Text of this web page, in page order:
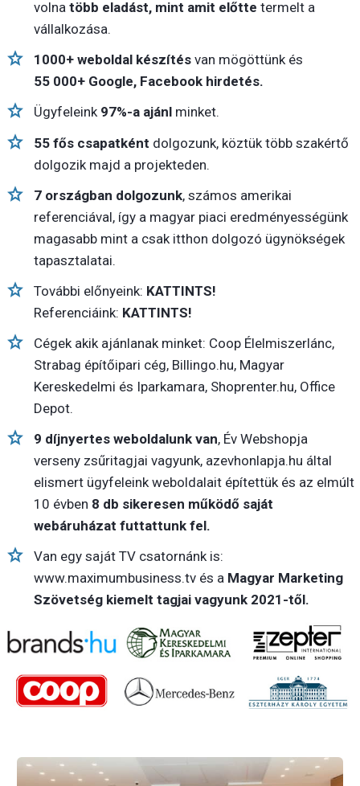
volna több eladást, mint amit előtte termelt a
vállalkozása.
1000+ weboldal készítés van mögöttünk és
55 000+ Google, Facebook hirdetés.
Ügyfeleink 97%-a ajánl minket.
55 fős csapatként dolgozunk, köztük több szakértő
dolgozik majd a projekteden.
7 országban dolgozunk, számos amerikai
referenciával, így a magyar piaci eredményességünk
magasabb mint a csak itthon dolgozó ügynökségek
tapasztalatai.
További előnyeink: KATTINTS!
Referenciáink: KATTINTS!
Cégek akik ajánlanak minket: Coop Élelmiszerlánc,
Strabag építőipari cég, Billingo.hu, Magyar
Kereskedelmi és Iparkamara, Shoprenter.hu, Office
Depot.
9 díjnyertes weboldalunk van, Év Webshopja
verseny zsűritagjai vagyunk, azevhonlapja.hu által
elismert ügyfeleink weboldalait építettük és az elmúlt
10 évben 8 db sikeresen működő saját
webáruházat futtattunk fel.
Van egy saját TV csatornánk is:
www.maximumbusiness.tv és a Magyar Marketing
Szövetség kiemelt tagjai vagyunk 2021-től.